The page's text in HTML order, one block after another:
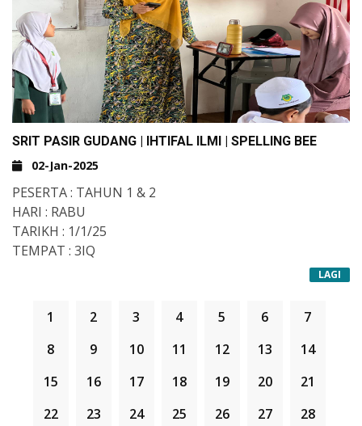
SRIT PASIR GUDANG | IHTIFAL ILMI | SPELLING BEE
02-Jan-2025
PESERTA : TAHUN 1 & 2
HARI : RABU
TARIKH : 1/1/25
TEMPAT : 3IQ
LAGI
1 2 3 4 5 6
7
8
9 10 11 12 13
14
15
16 17 18 19 20
21
22
23 24 25 26 27
28